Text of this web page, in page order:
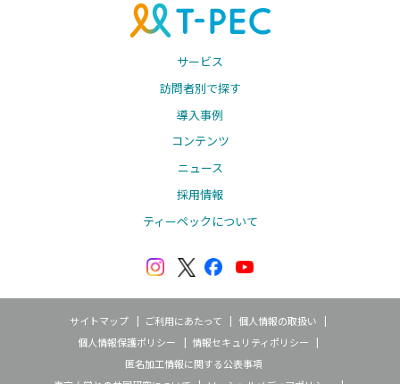
サービス
訪問者別で探す
導入事例
コンテンツ
ニュース
採用情報
ティーペックについて
サイトマップ ご利用にあたって
個人情報の取扱い
個人情報保護ポリシー
情報セキュリティポリシー
匿名加工情報に関する公表事項